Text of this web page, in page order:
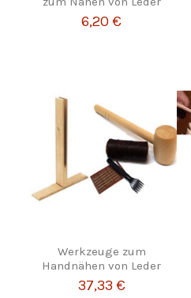
6,20 €
Werkzeuge zum
Handnähen von Leder
37,33 €